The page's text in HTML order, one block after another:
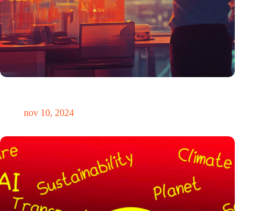
nov 10, 2024